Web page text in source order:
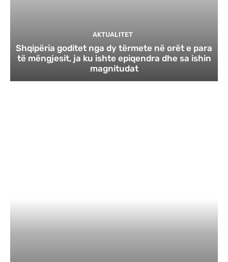
AKTUALITET
Shqipëria goditet nga dy tërmete në orët e para
të mëngjesit, ja ku ishte epiqendra dhe sa ishin
magnitudat